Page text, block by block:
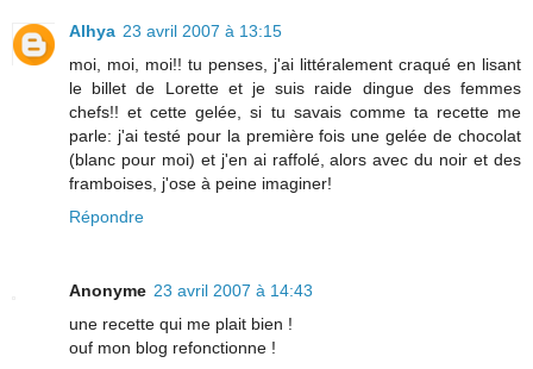
Alhya 23 avril 2007 à 13:15
moi, moi, moi!! tu penses, j'ai littéralement craqué en lisant
le billet de Lorette et je suis raide dingue des femmes
chefs!! et cette gelée, si tu savais comme ta recette me
parle: j'ai testé pour la première fois une gelée de chocolat
(blanc pour moi) et j'en ai raffolé, alors avec du noir et des
framboises, j'ose à peine imaginer!
Répondre
Anonyme 23 avril 2007 à 14:43
une recette qui me plait bien !
ouf mon blog refonctionne !